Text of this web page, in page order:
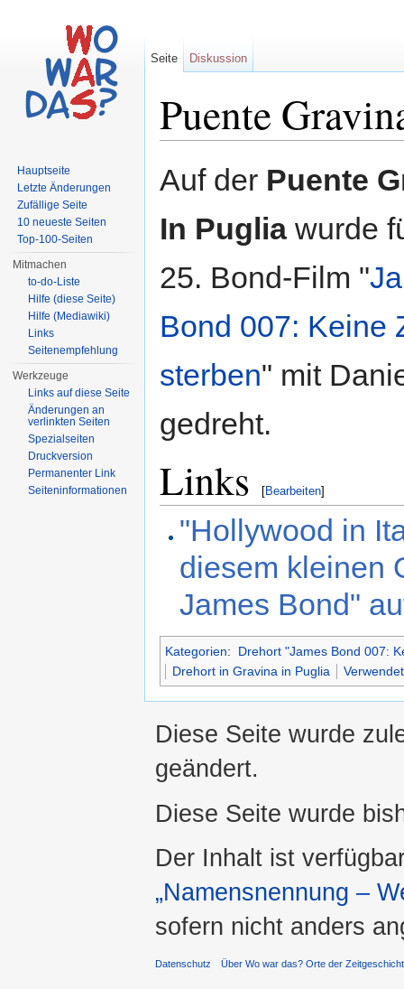
Puente
Auf der Puente
In Pugliawurde
25. Bond-Film "
Bond 007: Keine
sterben" mit
gedreht.
Links [Bearbeiten]
"Hollywood in
diesem kleinen
James Bond"
Kategorien:
Drehort "James Bond 007:
Drehort in Gravina in Puglia
Seite Diskussion
Hauptseite
Letzte Änderungen
Zufällige Seite
10 neueste Seiten
Top-100-Seiten
Mitmachen
to-do-Liste
Hilfe (diese Seite)
Hilfe (Mediawiki)
Links
Seitenempfehlung
Werkzeuge
Links auf diese Seite
Änderungen an
verlinkten Seiten
Spezialseiten
Druckversion
Permanenter Link
Seiteninformationen
Diese Seite wurde
geändert.
Diese Seite wurde
Der Inhalt ist
„Namensnennung –
sofern nicht anders
Datenschutz Über Wo war das? Orte der